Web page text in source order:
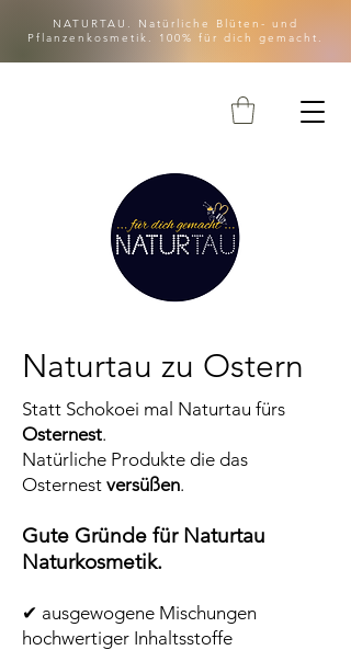
NATURTAU. Natürliche Blüten- und
Pflanzenkosmetik. 100% für dich gemacht.
Naturtau zu Ostern
Statt Schokoei mal Naturtau fürs
Osternest.
Natürliche Produkte die das
Osternest versüßen.
Gute Gründe für Naturtau
Naturkosmetik.
✔︎ ausgewogene Mischungen
hochwertiger Inhaltsstoffe